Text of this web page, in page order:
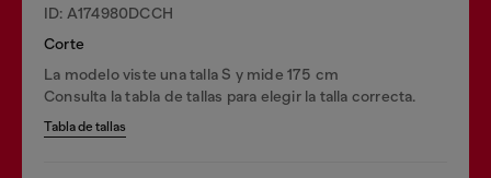
ID: A174980DCCH
Corte
La modelo viste una talla S y mide 175 cm
Consulta la tabla de tallas para elegir la talla correcta.
Tabla de tallas